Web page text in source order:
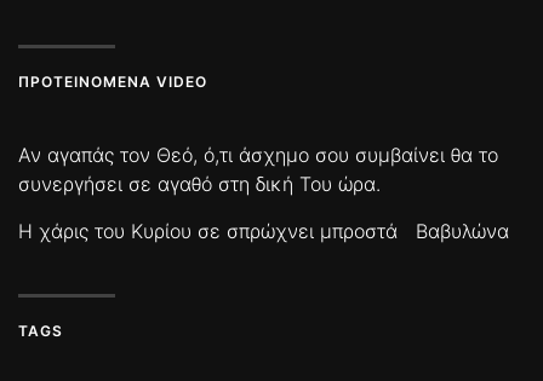
ΠΡΟΤΕΙΝΌΜΕΝΑ VIDEO
Αν αγαπάς τον Θεό, ό,τι άσχημο σου συμβαίνει θα το
συνεργήσει σε αγαθό στη δική Του ώρα.
Η χάρις του Κυρίου σε σπρώχνει μπροστά
Βαβυλώνα
TAGS